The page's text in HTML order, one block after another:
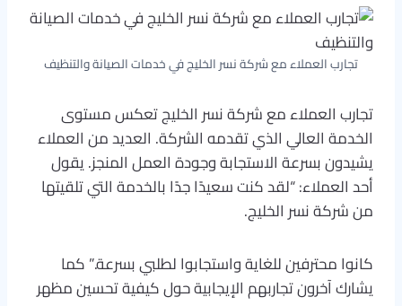
تجارب العملاء مع شركة نسر الخليج في خدمات الصيانة والتنظيف
تجارب العملاء مع شركة نسر الخليج تعكس مستوى
الخدمة العالي الذي تقدمه الشركة. العديد من العملاء
يشيدون بسرعة الاستجابة وجودة العمل المنجز. يقول
أحد العملاء: “لقد كنت سعيدًا جدًا بالخدمة التي تلقيتها
من شركة نسر الخليج.
كانوا محترفين للغاية واستجابوا لطلبي بسرعة.” كما
يشارك آخرون تجاربهم الإيجابية حول كيفية تحسين مظهر